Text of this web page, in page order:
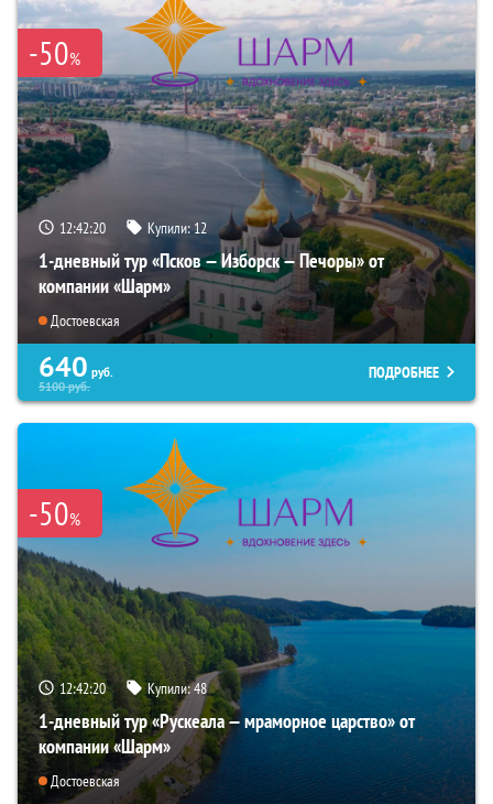
-50%
12:42:18 Купили:12
1-дневный тур «Псков — Изборск — Печоры» от
компании «Шарм»
Достоевская
640 руб.
5100руб.
ПОДРОБНЕЕ
-50%
12:42:18 Купили:48
1-дневный тур «Рускеала — мраморное царство» от
компании «Шарм»
Достоевская